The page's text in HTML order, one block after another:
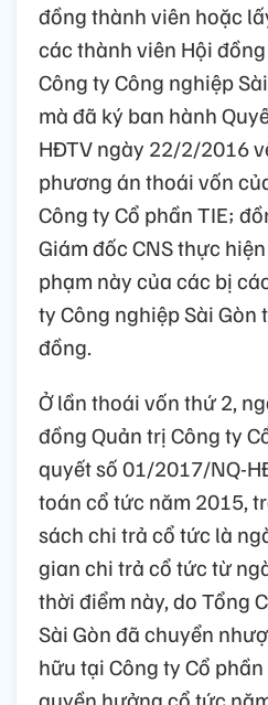
đồng thành viên hoặc
các thành viên Hội
Công ty Công nghiệp
mà đã ký ban hành
HĐTV ngày 22/2/2016
phương án thoái vốn
Công ty Cổ phần TIE;
Giám đốc CNS thực
phạm này của các bị
ty Công nghiệp Sài
đồng.
Ở lần thoái vốn thứ 2,
đồng Quản trị Công ty
quyết số 01/2017/NQ-
toán cổ tức năm 2015,
sách chi trả cổ tức là
gian chi trả cổ tức từ
thời điểm này, do Tổng
Sài Gòn đã chuyển
hữu tại Công ty Cổ